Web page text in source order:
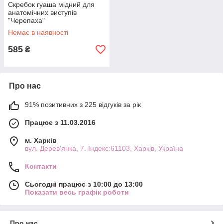
Скребок гуаша мідний для
анатомічних виступів
"Черепаха"
Немає в наявності
585 ₴
Про нас
91% позитивних з 225 відгуків за рік
Працює з 11.03.2016
м. Харків
вул. Дерев'янка, 7. Індекс:61103, Харків, Україна
Контакти
Сьогодні працює з 10:00 до 13:00
Показати весь графік роботи